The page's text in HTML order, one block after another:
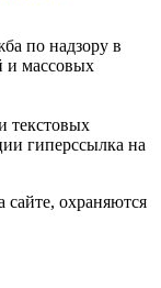
по надзору в
и массовых
текстовых
гиперссылка на
охраняются